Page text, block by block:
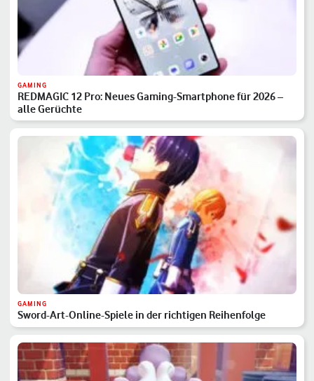
GAMING
REDMAGIC 12 Pro: Neues Gaming-Smartphone für 2026 –
alle Gerüchte
GAMING
Sword-Art-Online-Spiele in der richtigen Reihenfolge